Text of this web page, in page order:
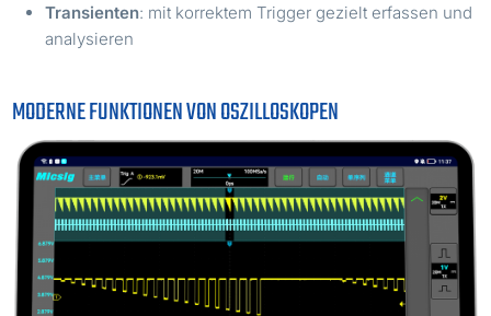
Transienten: mit korrektem Trigger gezielt erfassen und
analysieren
MODERNE FUNKTIONEN VON OSZILLOSKOPEN